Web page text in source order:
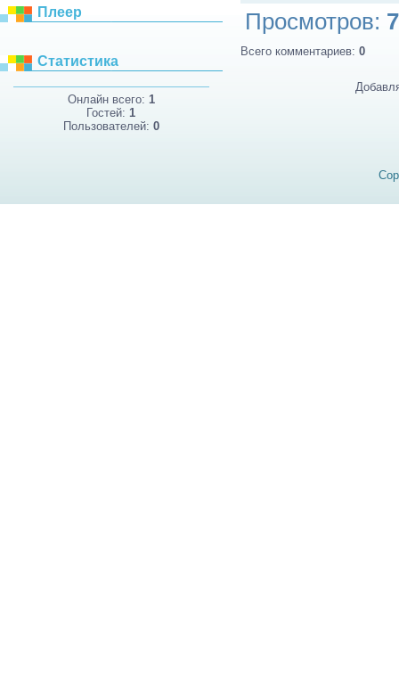
Плеер
Статистика
Онлайн всего: 1
Гостей:1
Пользователей: 0
Просмотров:
Всего комментариев: 0